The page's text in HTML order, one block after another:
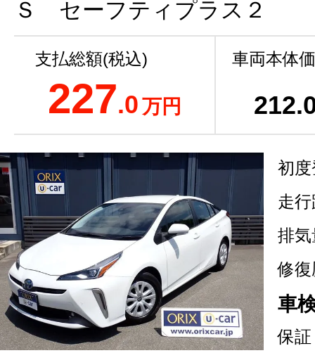
Ｓ セーフティプラス２
支払総額(税込)
227.0万円
車両本体
212
初
走
排気
修復
車
保証